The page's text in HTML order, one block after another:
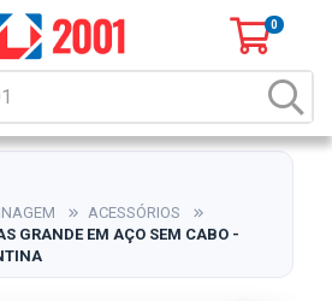
0
ACESSÓRIOS
GRANDE EM AÇO SEM CABO -